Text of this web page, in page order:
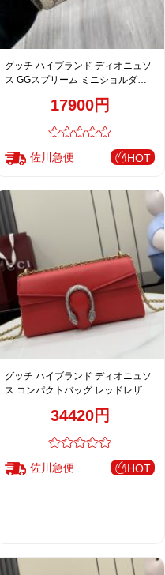
グッチ ハイブランド ディオニュソ
ス GGスプリーム ミニショルダー
17900円
佐川急便 HOT
グッチ ハイブランド ディオニュソ
ス コンパクトバッグ レッドレザー
34420円
佐川急便 HOT